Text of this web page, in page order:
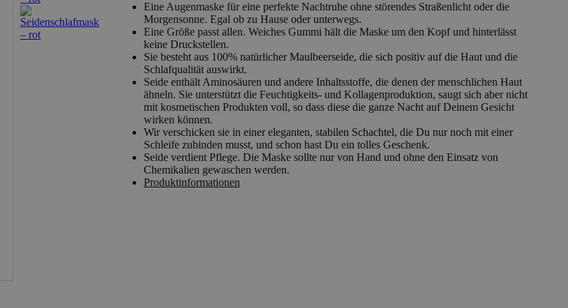
Eine Augenmaske für eine perfekte Nachtruhe ohne störendes Straßenlicht oder die
Morgensonne. Egal ob zu Hause oder unterwegs.
Eine Größe passt allen. Weiches Gummi hält die Maske um den Kopf und hinterlässt
keine Druckstellen.
Sie besteht aus 100% natürlicher Maulbeerseide, die sich positiv auf die Haut und die
Schlafqualität auswirkt.
Seide enthält Aminosäuren und andere Inhaltsstoffe, die denen der menschlichen Haut
ähneln. Sie unterstützt die Feuchtigkeits- und Kollagenproduktion, saugt sich aber nicht
mit kosmetischen Produkten voll, so dass diese die ganze Nacht auf Deinem Gesicht
wirken können.
Wir verschicken sie in einer eleganten, stabilen Schachtel, die Du nur noch mit einer
Schleife zubinden musst, und schon hast Du ein tolles Geschenk.
Seide verdient Pflege. Die Maske sollte nur von Hand und ohne den Einsatz von
Chemikalien gewaschen werden.
Produktinformationen